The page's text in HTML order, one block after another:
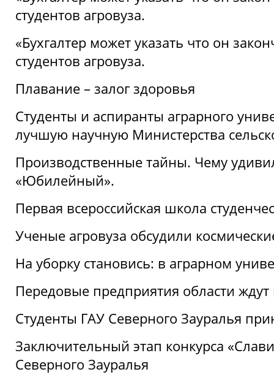
студентов агровуза.
«Бухгалтер может указать что он
студентов агровуза.
Плавание – залог здоровья
Студенты и аспиранты аграрного
лучшую научную Министерства
Производственные тайны. Чему
«Юбилейный».
Первая всероссийская школа
Ученые агровуза обсудили
На уборку становись: в аграрном
Передовые предприятия области ждут
Студенты ГАУ Северного Зауралья
Заключительный этап конкурса
Северного Зауралья